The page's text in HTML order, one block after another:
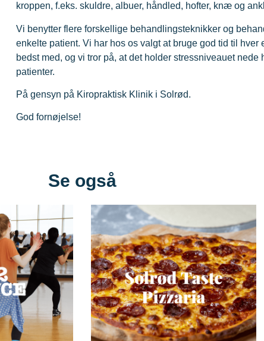
kroppen, f.eks. skuldre, albuer, håndled, hofter, knæ og
Vi benytter flere forskellige behandlingsteknikker og
enkelte patient. Vi har hos os valgt at bruge god tid til hver
bedst med, og vi tror på, at det holder stressniveauet nede
patienter.
På gensyn på Kiropraktisk Klinik i Solrød.
God fornøjelse!
Se også